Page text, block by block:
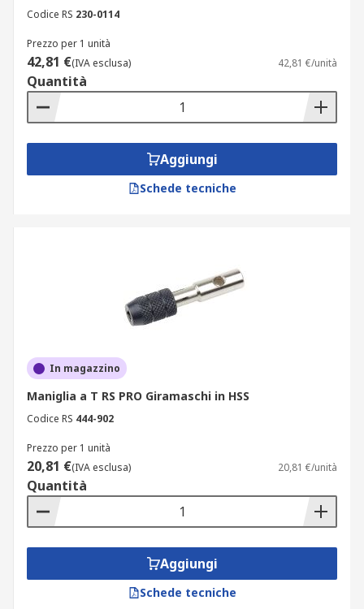
Codice RS 230-0114
Prezzo per 1 unità
42,81 €(IVA esclusa) 42,81 €/unità
Quantità
Aggiungi
Schede tecniche
In magazzino
Maniglia a T RS PRO Giramaschi in HSS
Codice RS 444-902
Prezzo per 1 unità
20,81 €(IVA esclusa) 20,81 €/unità
Quantità
Aggiungi
Schede tecniche